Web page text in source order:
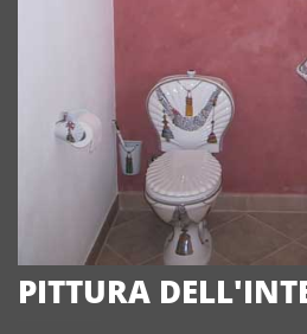
PITTURA